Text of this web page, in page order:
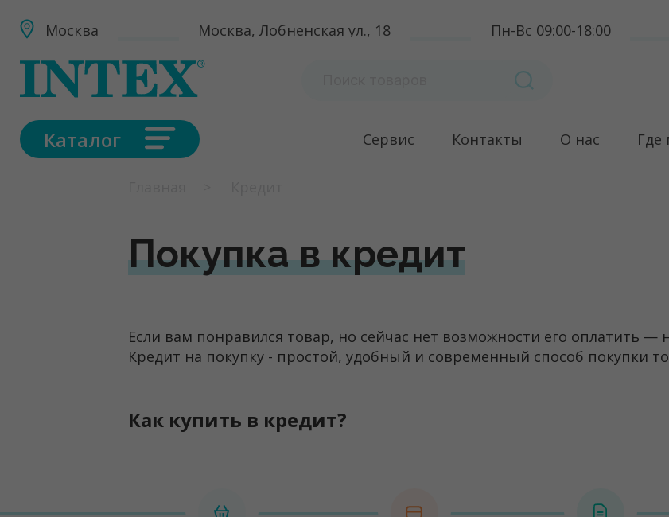
Москва Москва, Лобненская ул., 18 Пн-Вс 09:00-18:00
Каталог Сервис Контакты О нас Где
Покупка в кредит
Если вам понравился товар, но сейчас нет возможности его оплатить —
Кредит на покупку - простой, удобный и современный способ покупки
Как купить в кредит?